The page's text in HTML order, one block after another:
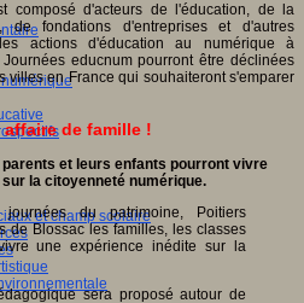
et champ scolaire
composé d'acteurs de l'éducation, de la
fondations d'entreprises et d'autres
actions d'éducation au numérique à
educnum pourront être déclinées
villes en France qui souhaiteront s'emparer
de famille !
et leurs enfants pourront vivre
la citoyenneté numérique.
du patrimoine, Poitiers
de Blossac les familles, les classes
une expérience inédite sur la
sera proposé autour de